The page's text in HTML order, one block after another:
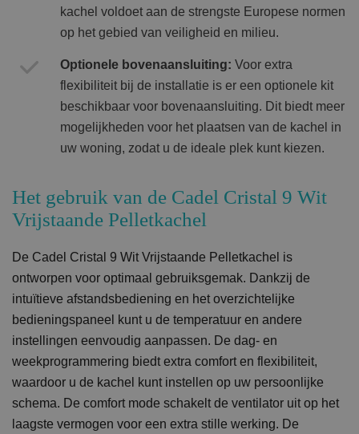
kachel voldoet aan de strengste Europese normen
op het gebied van veiligheid en milieu.
Optionele bovenaansluiting: Voor extra
flexibiliteit bij de installatie is er een optionele kit
beschikbaar voor bovenaansluiting. Dit biedt meer
mogelijkheden voor het plaatsen van de kachel in
uw woning, zodat u de ideale plek kunt kiezen.
Het gebruik van de Cadel Cristal 9 Wit
Vrijstaande Pelletkachel
De Cadel Cristal 9 Wit Vrijstaande Pelletkachel is
ontworpen voor optimaal gebruiksgemak. Dankzij de
intuïtieve afstandsbediening en het overzichtelijke
bedieningspaneel kunt u de temperatuur en andere
instellingen eenvoudig aanpassen. De dag- en
weekprogrammering biedt extra comfort en flexibiliteit,
waardoor u de kachel kunt instellen op uw persoonlijke
schema. De comfort mode schakelt de ventilator uit op het
laagste vermogen voor een extra stille werking. De